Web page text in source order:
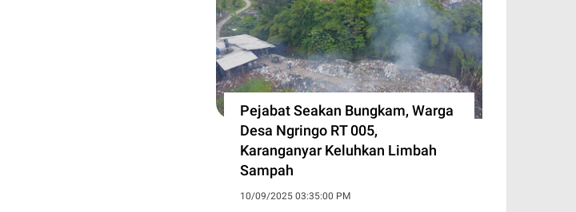
Pejabat Seakan Bungkam, Warga
Desa Ngringo RT 005,
Karanganyar Keluhkan Limbah
Sampah
10/09/2025 03:35:00 PM